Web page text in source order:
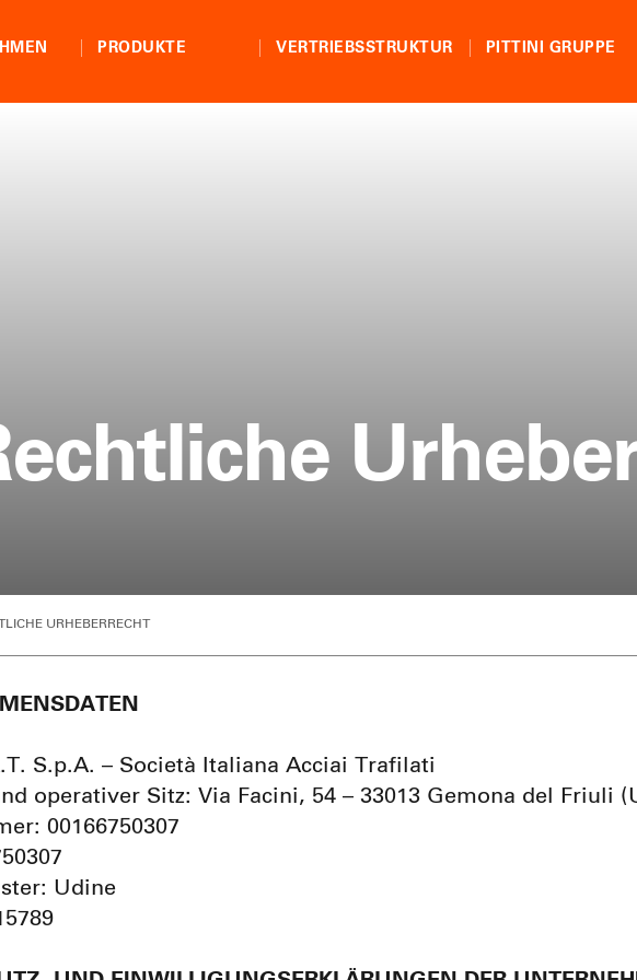
PRODUKTE VERTRIEBSSTRUKTUR PITTINI GRUPPE
URHEBERRECHT
S.p.A. – Società Italiana Acciai Trafilati
operativer Sitz: Via Facini, 54 – 33013 Gemona del Friuli
00166750307
Udine